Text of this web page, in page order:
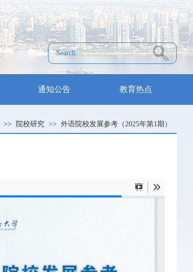
通知公告 教育热点
>> 院校研究 >> 外语院校发展参考（2025年第1期）